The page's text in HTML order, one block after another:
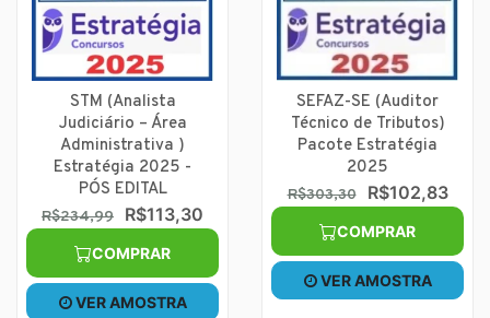
STM (Analista
Judiciário – Área
Administrativa )
Estratégia 2025 -
PÓS EDITAL
R$234,99 R$113,30
COMPRAR
VER AMOSTRA
SEFAZ-SE (Auditor
Técnico de Tributos)
Pacote Estratégia
2025
R$303,30 R$102,83
COMPRAR
VER AMOSTRA